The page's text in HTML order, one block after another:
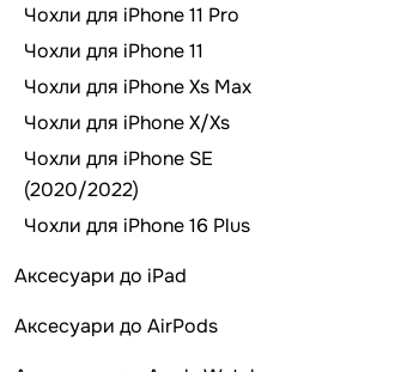
Чохли для iPhone 11 Pro
Чохли для iPhone 11
Чохли для iPhone Xs Max
Чохли для iPhone X/Xs
Чохли для iPhone SE
(2020/2022)
Чохли для iPhone 16 Plus
Аксесуари до iPad
Аксесуари до AirPods